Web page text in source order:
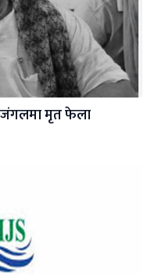
जंगलमा मृत फेला